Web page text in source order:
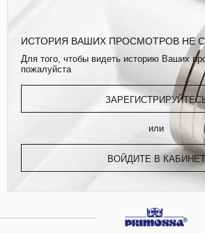
ИСТОРИЯ ВАШИХ ПРОСМОТРОВ НЕ
Для того, чтобы видеть историю Ваших
пожалуйста
или
ВОЙДИТЕ В КАБИНЕТ